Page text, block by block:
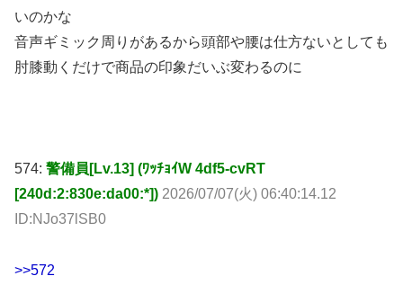
いのかな
音声ギミック周りがあるから頭部や腰は仕方ないとしても
肘膝動くだけで商品の印象だいぶ変わるのに
574: 警備員[Lv.13] (ﾜｯﾁｮｲW 4df5-cvRT
[240d:2:830e:da00:*]) 2026/07/07(火) 06:40:14.12
ID:NJo37lSB0
>>572